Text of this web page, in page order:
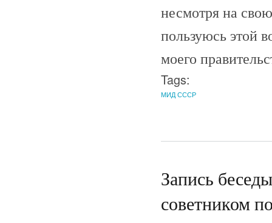
несмотря на
пользуюсь этой
моего
Tags:
МИД СССР
Запись
советником